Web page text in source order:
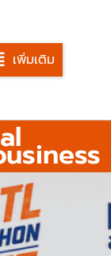
เพิ่มเติม